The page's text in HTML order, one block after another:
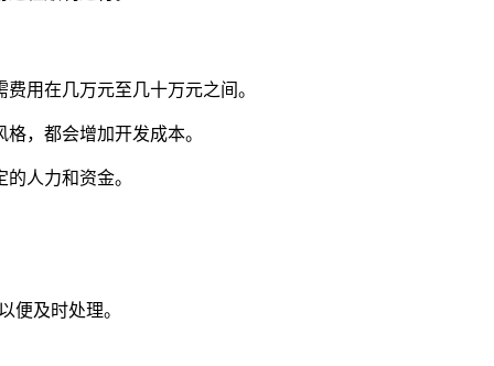
用在几万元至几十万元之间。
，都会增加开发成本。
人力和资金。
便及时处理。